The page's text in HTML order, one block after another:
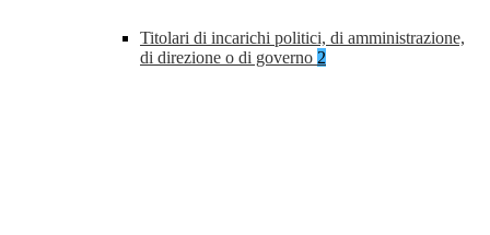
Titolari di incarichi politici, di amministrazione,
di direzione o di governo 2